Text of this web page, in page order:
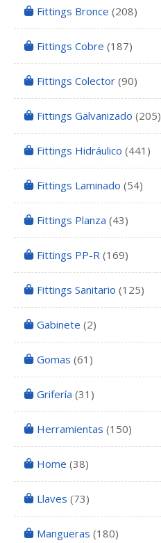
Fittings Bronce (208)
Fittings Cobre (187)
Fittings Colector (90)
Fittings Galvanizado (205)
Fittings Hidráulico (441)
Fittings Laminado (54)
Fittings Planza (43)
Fittings PP-R (169)
Fittings Sanitario (125)
Gabinete (2)
Gomas (61)
Grifería (31)
Herramientas (150)
Home (38)
Llaves (73)
Mangueras (180)